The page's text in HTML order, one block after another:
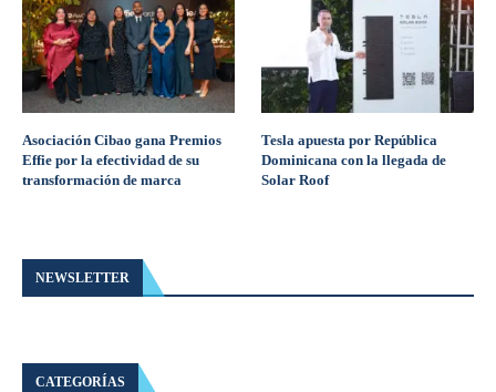
Asociación Cibao gana Premios
Effie por la efectividad de su
transformación de marca
Tesla apuesta por República
Dominicana con la llegada de
Solar Roof
NEWSLETTER
CATEGORÍAS